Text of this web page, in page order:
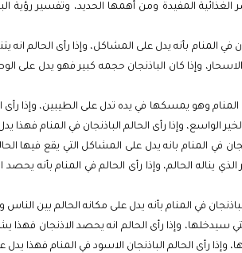
المفيدة ومن أهمها الحديد، وتفسير رؤية
المنام بأنه يدل على المشاكل، وإذا رأى الحالم انه
الاسحار، وإذا كان الباذنجان حجمه كبير فهو يدل
وهو يمسكها في يده تدل على الطيبين، وإذا رأى
الواسع، وإذا رأى الحالم الباذنجان في المنام
في المنام بانه يدل على المشاكل التي يقع فيها
الذي يناله الحالم، وإذا رأى الحالم في المنام بأنه
في المنام بأنه يدل على مكانه الحالم بين الناس
سيدخلها، وإذا رأى الحالم انه يحصد الاذنجان فهذا
وإذا رأى الحالم الباذنجان الاسود في المنام فهذا يدل